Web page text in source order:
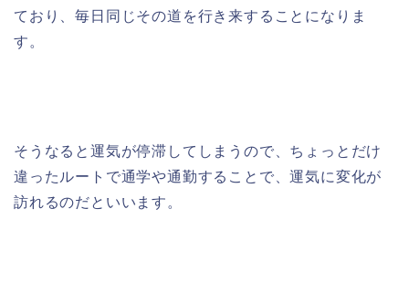
ており、毎日同じその道を行き来することになりま
す。
そうなると運気が停滞してしまうので、ちょっとだけ
違ったルートで通学や通勤することで、運気に変化が
訪れるのだといいます。